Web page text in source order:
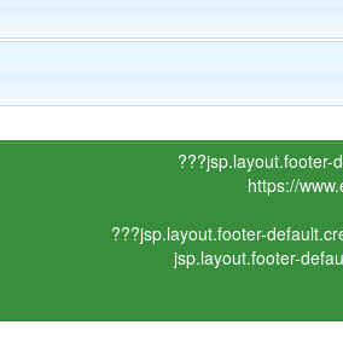
???jsp.layout.footer-
https://
???jsp.layout.footer-
jsp.layout.footer-